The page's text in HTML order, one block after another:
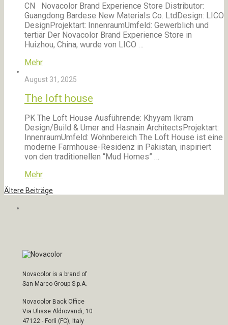
CN Novacolor Brand Experience Store Distributor:
Guangdong Bardese New Materials Co. LtdDesign: LICO
DesignProjektart: InnenraumUmfeld: Gewerblich und
tertiär Der Novacolor Brand Experience Store in
Huizhou, China, wurde von LICO …
Mehr
August 31, 2025
The loft house
PK The Loft House Ausführende: Khyyam Ikram
Design/Build & Umer and Hasnain ArchitectsProjektart:
InnenraumUmfeld: Wohnbereich The Loft House ist eine
moderne Farmhouse-Residenz in Pakistan, inspiriert
von den traditionellen “Mud Homes” …
Mehr
Ältere Beiträge
Novacolor is a brand of
San Marco Group S.p.A.
Novacolor Back Office
Via Ulisse Aldrovandi, 10
47122 - Forlì (FC), Italy